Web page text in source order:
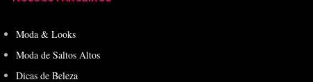
Moda & Looks
Moda de Saltos Altos
Dicas de Beleza